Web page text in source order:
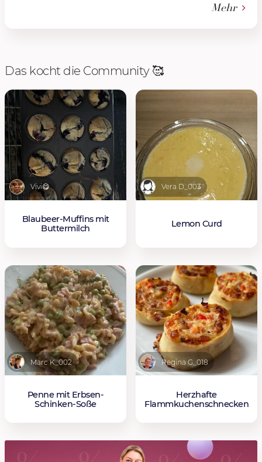
Mehr
Das kocht die Community 🥰
Vivi😋
Blaubeer-Muffins mit
Buttermilch
Vera D_003
Lemon Curd
Marc K_002
Penne mit Erbsen-
Schinken-Soße
Regina G_018
Herzhafte
Flammkuchenschnecken